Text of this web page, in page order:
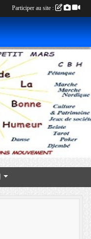
Participer au site :